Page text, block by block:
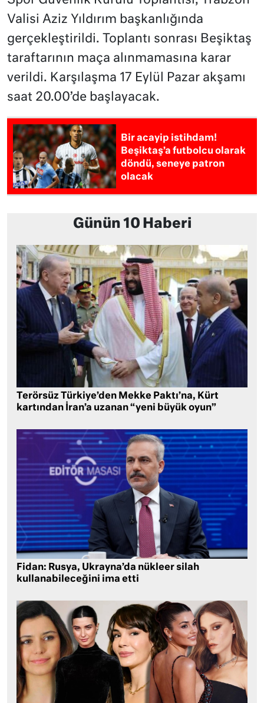
Valisi Aziz Yıldırım başkanlığında
gerçekleştirildi. Toplantı sonrası Beşiktaş
taraftarının maça alınmamasına karar
verildi. Karşılaşma 17 Eylül Pazar akşamı
saat 20.00’de başlayacak.
Bir acayip istihdam!
Beşiktaş’a futbolcu olarak
döndü, seneye patron
olacak
Günün 10 Haberi
Terörsüz Türkiye’den Mekke Paktı’na, Kürt
kartından İran’a uzanan “yeni büyük oyun”
Fidan: Rusya, Ukrayna’da nükleer silah
kullanabileceğini ima etti